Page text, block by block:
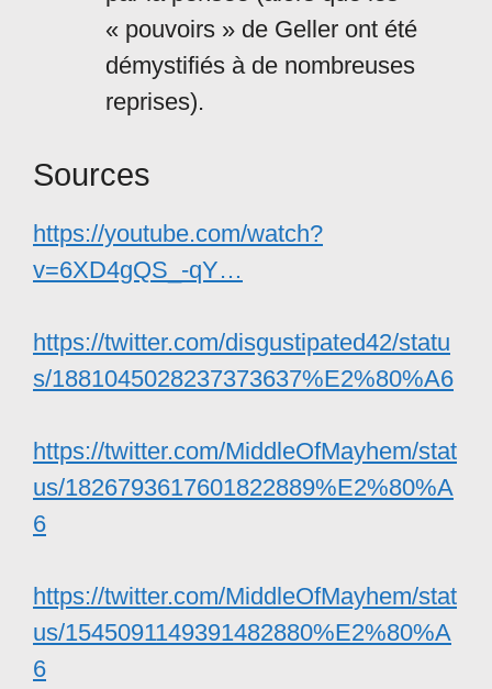
« pouvoirs » de Geller ont été
démystifiés à de nombreuses
reprises).
Sources
https://youtube.com/watch?
v=6XD4gQS_-qY…
https://twitter.com/disgustipated42/statu
s/1881045028237373637%E2%80%A6
https://twitter.com/MiddleOfMayhem/stat
us/1826793617601822889%E2%80%A
6
https://twitter.com/MiddleOfMayhem/stat
us/1545091149391482880%E2%80%A
6